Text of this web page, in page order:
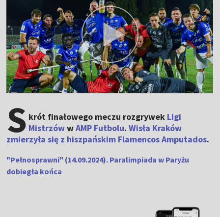
S krót finałowego meczu rozgrywek Ligi
MistrzówwAMP Futbolu.Wisła Kraków
zmierzyła się z hiszpańskim Flamencos Amputados.
"Pełnosprawni" (14.09.2024). Paralimpiada w Paryżu
dobiegła końca